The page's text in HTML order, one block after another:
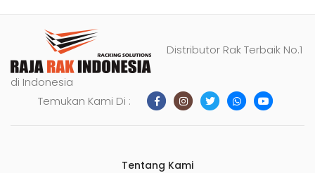
Distributor Rak Terbaik No.1
di Indonesia
Temukan Kami Di :
Tentang Kami